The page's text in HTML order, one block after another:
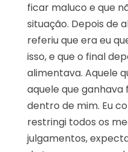
ficar maluco e que
situação. Depois de
referiu que era eu
isso, e que o final
alimentava. Aquele
aquele que
dentro de mim. Eu
restringi todos os
julgamentos,